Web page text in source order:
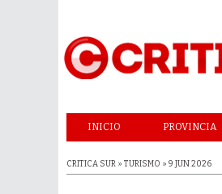
INICIO PROVINCIA
CRITICA SUR » TURISMO » 9 JUN 2026